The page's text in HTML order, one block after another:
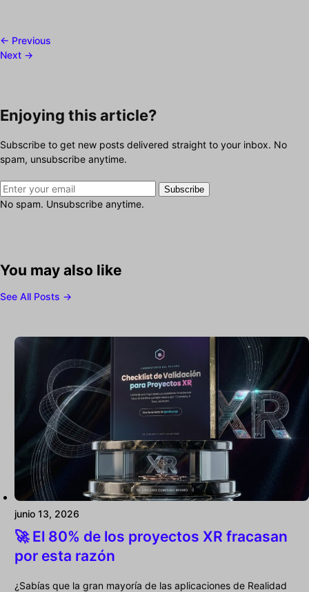
← Previous
Next →
Enjoying this article?
Subscribe to get new posts delivered straight to your inbox. No
spam, unsubscribe anytime.
Subscribe
No spam. Unsubscribe anytime.
You may also like
See All Posts →
junio 13, 2026
🚀 El 80% de los proyectos XR fracasan
por esta razón
¿Sabías que la gran mayoría de las aplicaciones de Realidad